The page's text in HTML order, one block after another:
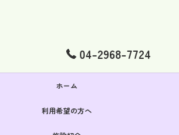
04-2968-7724
ホーム
利用希望の方へ